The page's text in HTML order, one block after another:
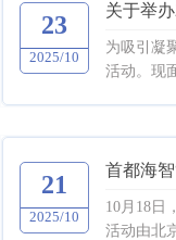
23
2025/10
关于举
为吸引凝
活动。
21
2025/10
首都海
10月18日
活动由北